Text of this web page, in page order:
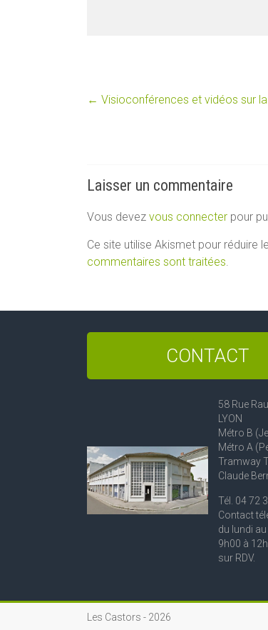
← Visioconférences et vidéos sur
Laisser un commentaire
Vous devez vous connecter pour
Ce site utilise Akismet pour réduire
commentaires sont traitées.
CONTACT
58 Rue
LYON
Métro B
Métro A
Tramway
Claude
Tél. 04 72
Contact
du lundi au
9h00 à
sur RDV.
Les Castors - 2026